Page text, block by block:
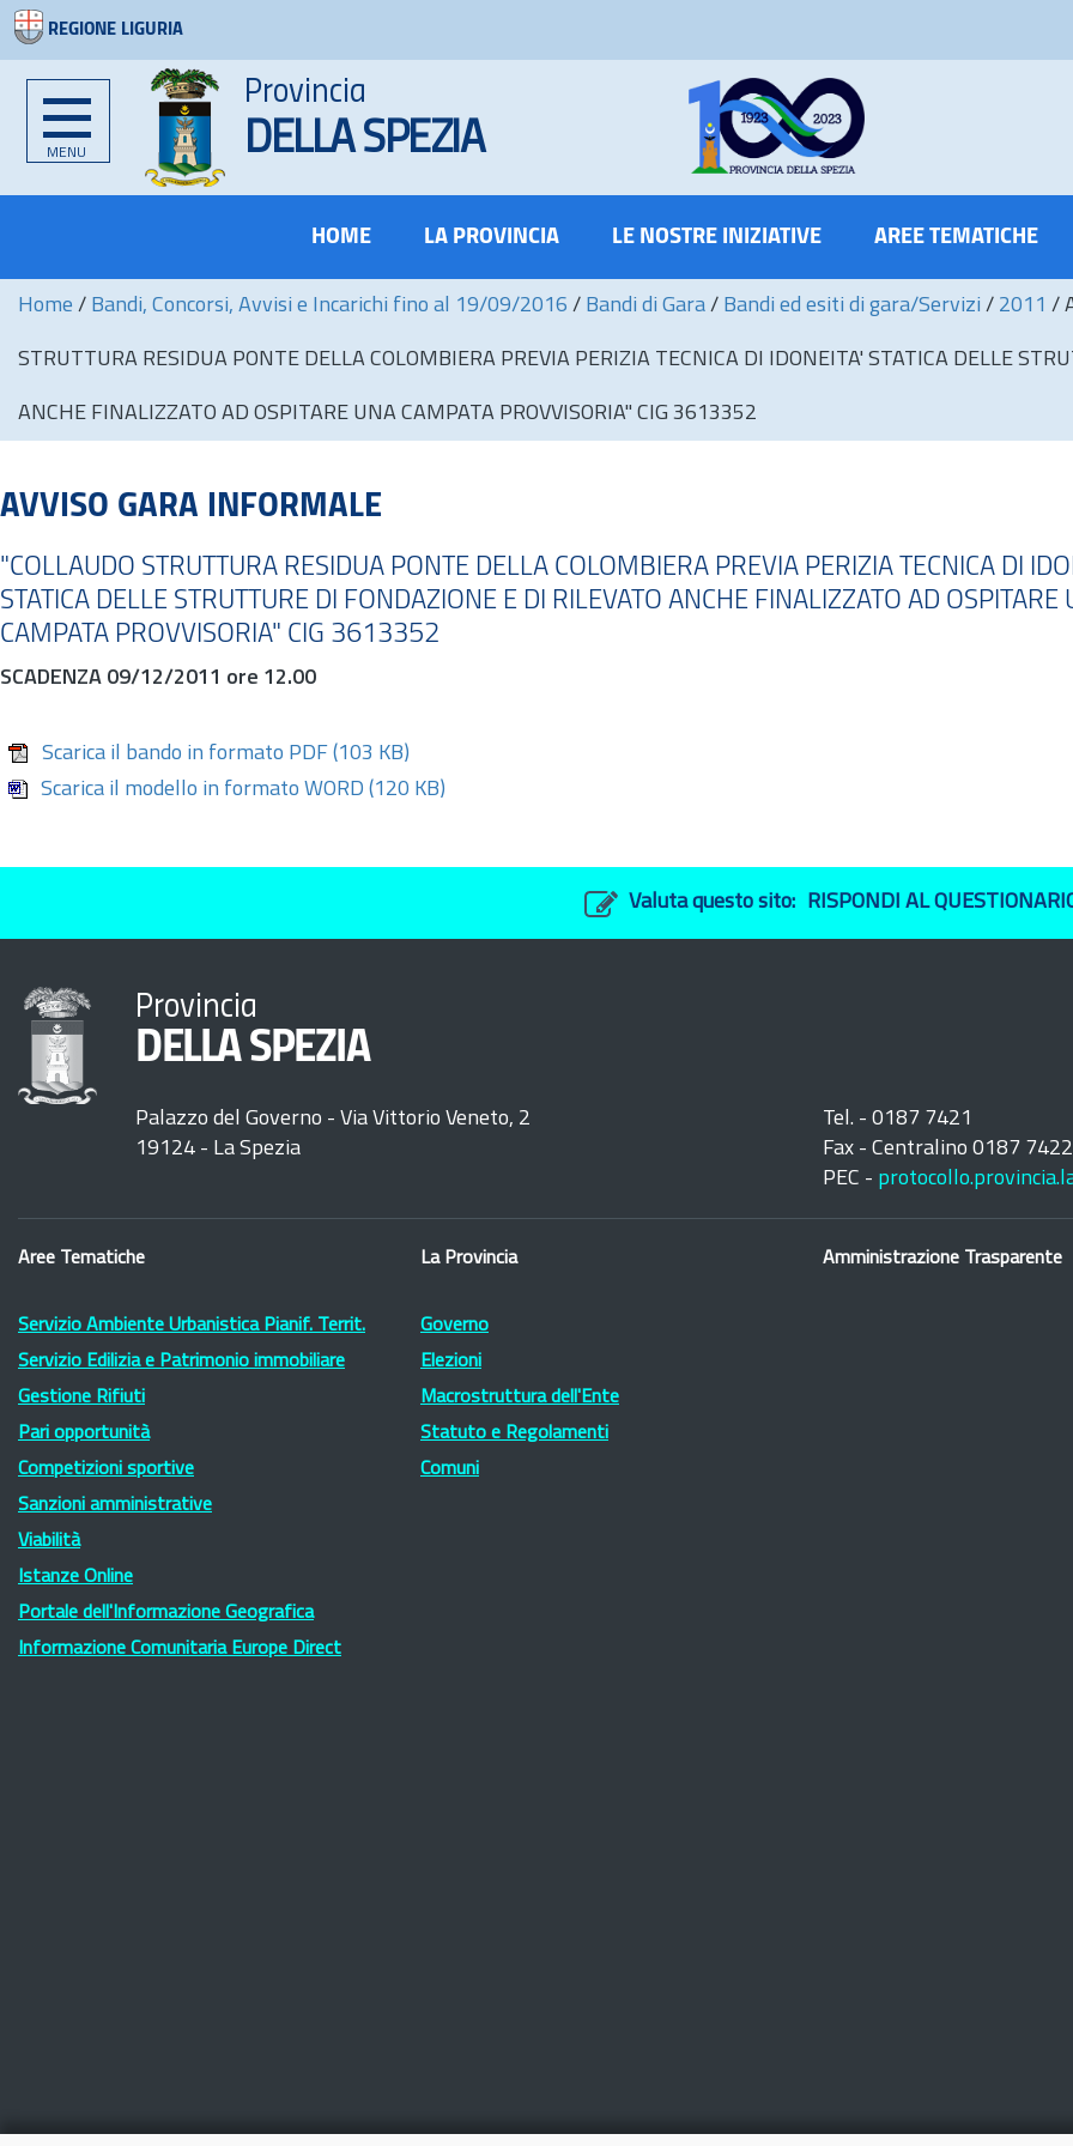
REGIONE LIGURIA
MENU
Provincia
DELLA SPEZIA
HOME LA PROVINCIA LE NOSTRE INIZIATIVE AREE TEMATICHE
Home / Bandi, Concorsi, Avvisi e Incarichi fino al 19/09/2016 / Bandi di Gara / Bandi ed esiti di gara/Servizi / 2011 /
STRUTTURA RESIDUA PONTE DELLA COLOMBIERA PREVIA PERIZIA TECNICA DI IDONEITA' STATICA DELLE
ANCHE FINALIZZATO AD OSPITARE UNA CAMPATA PROVVISORIA" CIG 3613352
AVVISO GARA INFORMALE
"COLLAUDO STRUTTURA RESIDUA PONTE DELLA COLOMBIERA PREVIA PERIZIA TECNICA DI
STATICA DELLE STRUTTURE DI FONDAZIONE E DI RILEVATO ANCHE FINALIZZATO AD OSPITARE
CAMPATA PROVVISORIA" CIG 3613352
SCADENZA 09/12/2011 ore 12.00
Scarica il bando in formato PDF (103 KB)
Scarica il modello in formato WORD (120 KB)
Valuta questo sito: RISPONDI AL
Provincia
DELLA SPEZIA
Palazzo del Governo - Via Vittorio Veneto, 2
19124 - La Spezia
Tel. - 0187 7421
Fax - Centralino 0187
PEC -
Aree Tematiche
Servizio Ambiente Urbanistica Pianif. Territ.
Servizio Edilizia e Patrimonio immobiliare
Gestione Rifiuti
Pari opportunità
Competizioni sportive
Sanzioni amministrative
Viabilità
Istanze Online
Portale dell'Informazione Geografica
Informazione Comunitaria Europe Direct
La Provincia
Governo
Elezioni
Macrostruttura dell'Ente
Statuto e Regolamenti
Comuni
Amministrazione Trasparente